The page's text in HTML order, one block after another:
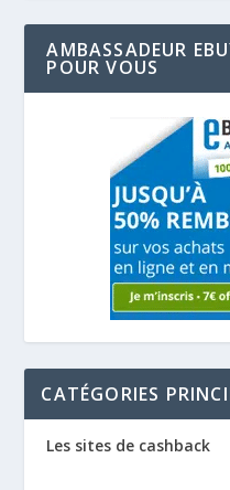
AMBASSADEUR
POUR VOUS
CATÉGORIES
Les sites de cashback